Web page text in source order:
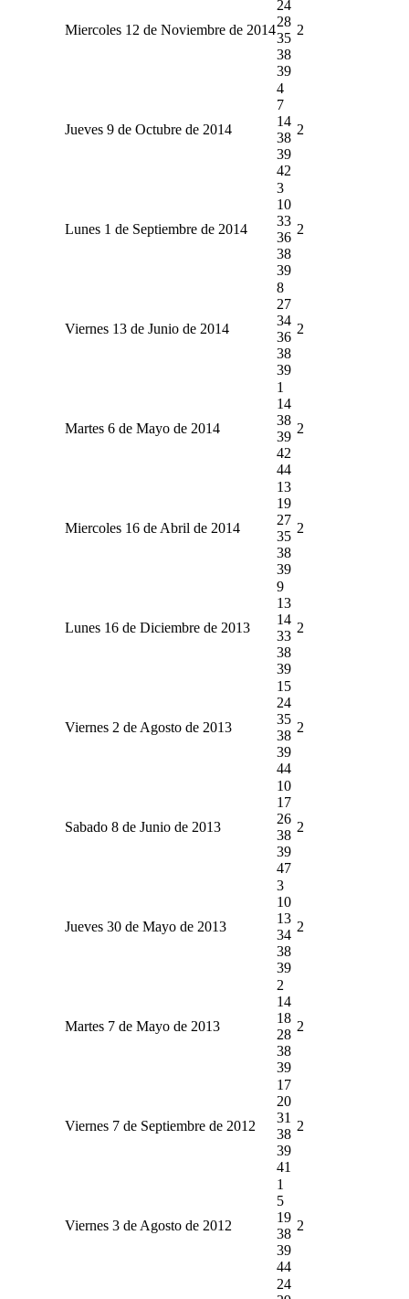
Miercoles 12 de Noviembre de 2014
24
28
35
38
39
2
Jueves 9 de Octubre de 2014
4
7
14
38
39
42
2
Lunes 1 de Septiembre de 2014
3
10
33
36
38
39
2
Viernes 13 de Junio de 2014
8
27
34
36
38
39
2
Martes 6 de Mayo de 2014
1
14
38
39
42
44
2
Miercoles 16 de Abril de 2014
13
19
27
35
38
39
2
Lunes 16 de Diciembre de 2013
9
13
14
33
38
39
2
Viernes 2 de Agosto de 2013
15
24
35
38
39
44
2
Sabado 8 de Junio de 2013
10
17
26
38
39
47
2
Jueves 30 de Mayo de 2013
3
10
13
34
38
39
2
Martes 7 de Mayo de 2013
2
14
18
28
38
39
2
Viernes 7 de Septiembre de 2012
17
20
31
38
39
41
2
Viernes 3 de Agosto de 2012
1
5
19
38
39
44
2
24